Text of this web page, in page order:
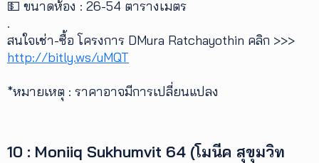
💵 ขนาดห้อง : 26-54 ตารางเมตร
.
สนใจเช่า-ซื้อ โครงการ DMura Ratchayothin คลิก >>>
http://bitly.ws/uMQT
*หมายเหตุ : ราคาอาจมีการเปลี่ยนแปลง
10 : Moniiq Sukhumvit 64 (โมนีค สุขุมวิท